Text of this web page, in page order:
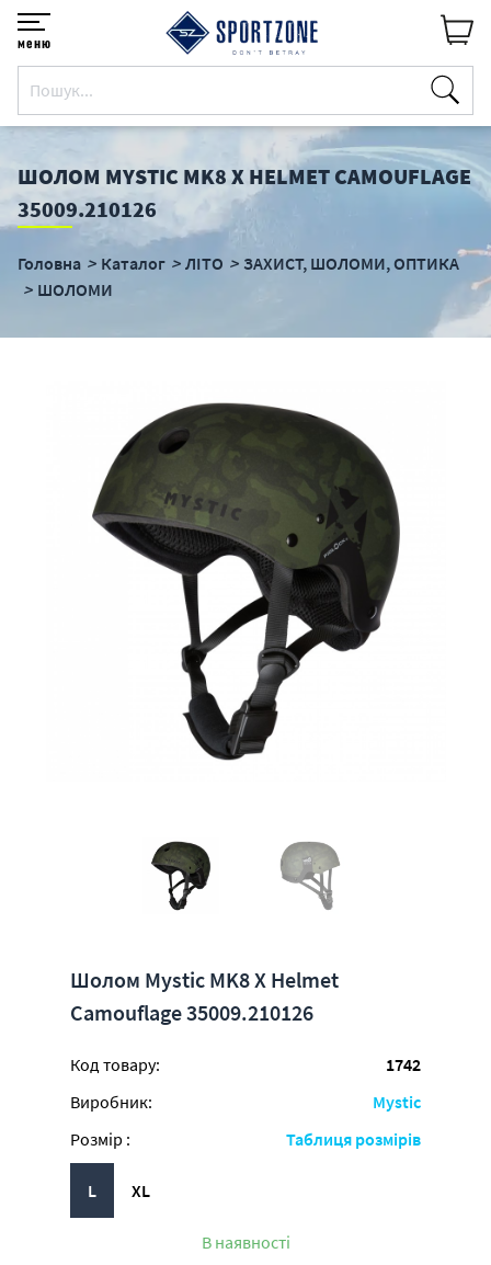
меню
ШОЛОМ MYSTIC MK8 X HELMET CAMOUFLAGE
35009.210126
Головна Каталог ЛІТО
ЗАХИСТ, ШОЛОМИ, ОПТИКА
ШОЛОМИ
Шолом Mystic MK8 X Helmet
Camouflage 35009.210126
Код товару:
1742
Виробник:
Mystic
Розмір :
Таблиця розмірів
L XL
В наявності